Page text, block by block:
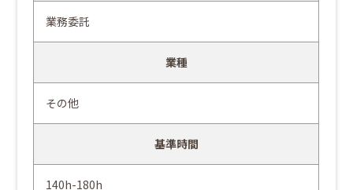
業務委託
業種
その他
基準時間
140h-180h